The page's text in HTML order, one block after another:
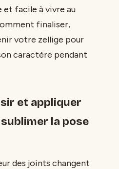
et facile à vivre au
finaliser,
votre zellige pour
caractère pendant
et appliquer
la pose
des joints changent